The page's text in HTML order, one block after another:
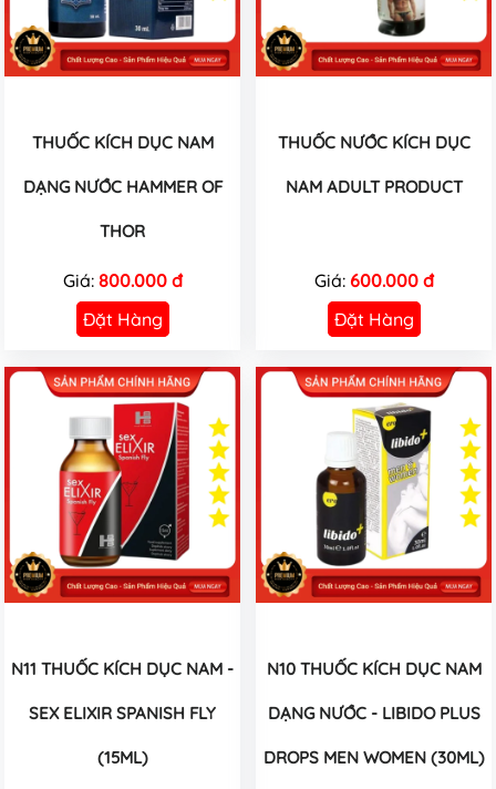
THUỐC KÍCH DỤC NAM
DẠNG NƯỚC HAMMER OF
THOR
Giá: 800.000 đ
Đặt Hàng
THUỐC NƯỚC KÍCH DỤC
NAM ADULT PRODUCT
Giá: 600.000 đ
Đặt Hàng
N11 THUỐC KÍCH DỤC NAM -
SEX ELIXIR SPANISH FLY
(15ML)
N10 THUỐC KÍCH DỤC NAM
DẠNG NƯỚC - LIBIDO PLUS
DROPS MEN WOMEN (30ML)